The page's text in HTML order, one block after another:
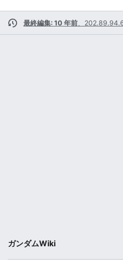
最終編集: 10 年前
ガンダムWiki